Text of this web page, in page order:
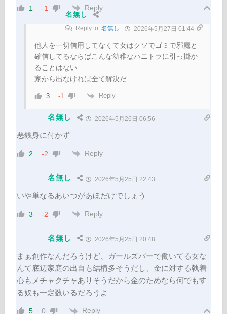
1 -1
Reply
名無し
Reply to 名無し 2026年5月27日 01:44
他人を一切信用してなくて女はクソでゴミで邪魔と
確信してるならばこんな幼稚なハニトラに引っ掛か
ることはない
家から出なければ全て解決だ
3 -1 Reply
名無し 2026年5月26日 06:56
悪銭身に付かず
2 -2 Reply
名無し 2026年5月25日 22:43
いや単なるあいつがあほだけでしょう
3 -2 Reply
名無し 2026年5月25日 20:48
まぁ創作なんだろうけど、ガールズバーで働いてる女な
んて底辺家庭の出自も結構多そうだし、金に対する執着
心もメチャクチャありそうだから金のためなら何でもす
る奴も一定数いるだろうよ
5 0
Reply